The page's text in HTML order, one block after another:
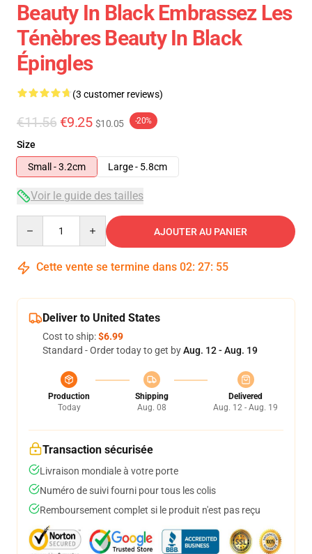
Beauty In Black Embrassez Les
Ténèbres Beauty In Black
Épingles
(3 customer reviews)
€11.56 €9.25 $10.05 -20%
Size
Small - 3.2cm
Large - 5.8cm
Voir le guide des tailles
AJOUTER AU PANIER
Cette vente se termine dans 02: 27: 54
Deliver to United States
Cost to ship:$6.99
Standard - Order today to get byAug. 12 - Aug. 19
Production
Today
Shipping
Aug. 08
Delivered
Aug. 12 - Aug. 19
Transaction sécurisée
Livraison mondiale à votre porte
Numéro de suivi fourni pour tous les colis
Remboursement complet si le produit n'est pas reçu